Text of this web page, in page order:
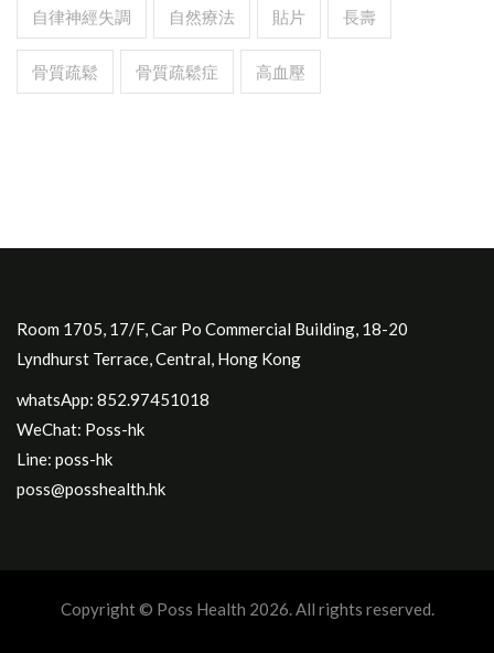
自律神經失調 自然療法 貼片 長壽
骨質疏鬆 骨質疏鬆症 高血壓
Room 1705, 17/F, Car Po Commercial Building, 18-20
Lyndhurst Terrace, Central, Hong Kong
whatsApp: 852.97451018
WeChat: Poss-hk
Line: poss-hk
poss@posshealth.hk
Copyright © Poss Health 2026. All rights reserved.